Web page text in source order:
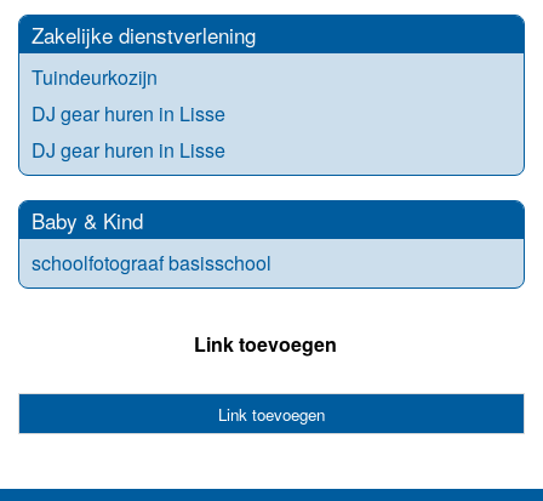
Zakelijke dienstverlening
Tuindeurkozijn
DJ gear huren in Lisse
DJ gear huren in Lisse
Baby & Kind
schoolfotograaf basisschool
Link toevoegen
Link toevoegen